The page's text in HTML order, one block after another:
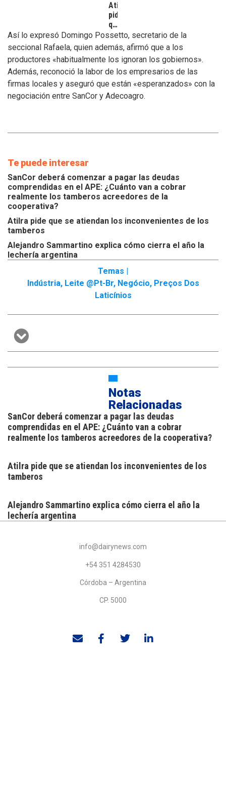
Atilra
pide
que
se
atiendan
los
inconvenientes
de
los
tamberos
Así lo expresó Domingo Possetto, secretario de la
seccional Rafaela, quien además, afirmó que a los
productores «habitualmente los ignoran los gobiernos».
Además, reconoció la labor de los empresarios de las
firmas locales y aseguró que están «esperanzados» con la
negociación entre SanCor y Adecoagro.
Te puede interesar
SanCor deberá comenzar a pagar las deudas
comprendidas en el APE: ¿Cuánto van a cobrar
realmente los tamberos acreedores de la
cooperativa?
Atilra pide que se atiendan los inconvenientes de los
tamberos
Alejandro Sammartino explica cómo cierra el año la
lechería argentina
Temas |
Indústria, Leite @pt-Br, Negócio, Preços Dos
Laticínios
Notas
Relacionadas
SanCor deberá comenzar a pagar las deudas
comprendidas en el APE: ¿Cuánto van a cobrar
realmente los tamberos acreedores de la cooperativa?
Atilra pide que se atiendan los inconvenientes de los
tamberos
Alejandro Sammartino explica cómo cierra el año la
lechería argentina
info@dairynews.com
+54 351 4284530
Córdoba – Argentina
CP. 5000